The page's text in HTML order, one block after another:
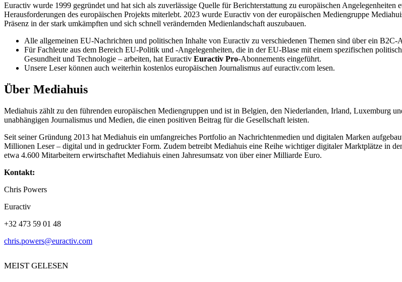
Euractiv wurde 1999 gegründet und hat sich als zuverlässige Quelle für Berichterstattung zu europäischen
Herausforderungen des europäischen Projekts miterlebt. 2023 wurde Euractiv von der europäischen Mediengruppe
Präsenz in der stark umkämpften und sich schnell verändernden Medienlandschaft auszubauen.
Alle allgemeinen EU-Nachrichten und politischen Inhalte von Euractiv zu verschiedenen Themen sind über ein B2C-
Für Fachleute aus dem Bereich EU-Politik und -Angelegenheiten, die in der EU-Blase mit einem spezifischen
Gesundheit und Technologie – arbeiten, hat Euractiv Euractiv Pro-Abonnements eingeführt.
Unsere Leser können auch weiterhin kostenlos europäischen Journalismus auf euractiv.com lesen.
Über Mediahuis
Mediahuis zählt zu den führenden europäischen Mediengruppen und ist in Belgien, den Niederlanden, Irland, Luxemburg
unabhängigen Journalismus und Medien, die einen positiven Beitrag für die Gesellschaft leisten.
Seit seiner Gründung 2013 hat Mediahuis ein umfangreiches Portfolio an Nachrichtenmedien und digitalen Marken
Millionen Leser – digital und in gedruckter Form. Zudem betreibt Mediahuis eine Reihe wichtiger digitaler Marktplätze in
etwa 4.600 Mitarbeitern erwirtschaftet Mediahuis einen Jahresumsatz von über einer Milliarde Euro.
Kontakt:
Chris Powers
Euractiv
+32 473 59 01 48
chris.powers@euractiv.com
MEIST GELESEN